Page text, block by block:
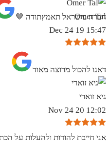
חברה בישראל תאמץתודה 🤎
Omer Tal
15:47 19 Dec 24
‏דאגו להכול מרוצה מאוד
גיא זוארי
12:02 20 Nov 24
אני חייבת להודות ולהעלות על